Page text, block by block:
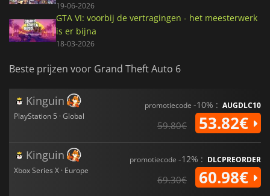
19-06-2026
GTA VI: voorbij de vertragingen - het meesterwerk
is er bijna
18-03-2026
Beste prijzen voor Grand Theft Auto 6
Kinguin
PlayStation 5 · Global
promotiecode -10% : AUGDLC10
59.80€ 53.82€
Kinguin
Xbox Series X · Europe
promotiecode -12% : DLCPREORDER
69.30€ 60.98€